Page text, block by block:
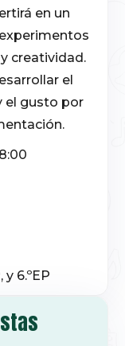
en un
creatividad.
el
el gusto por
y 6.ºEP